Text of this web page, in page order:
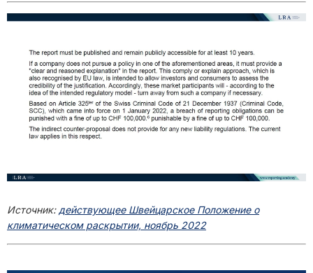
Источник: действующее Швейцарское Положение о
климатическом раскрытии, ноябрь 2022